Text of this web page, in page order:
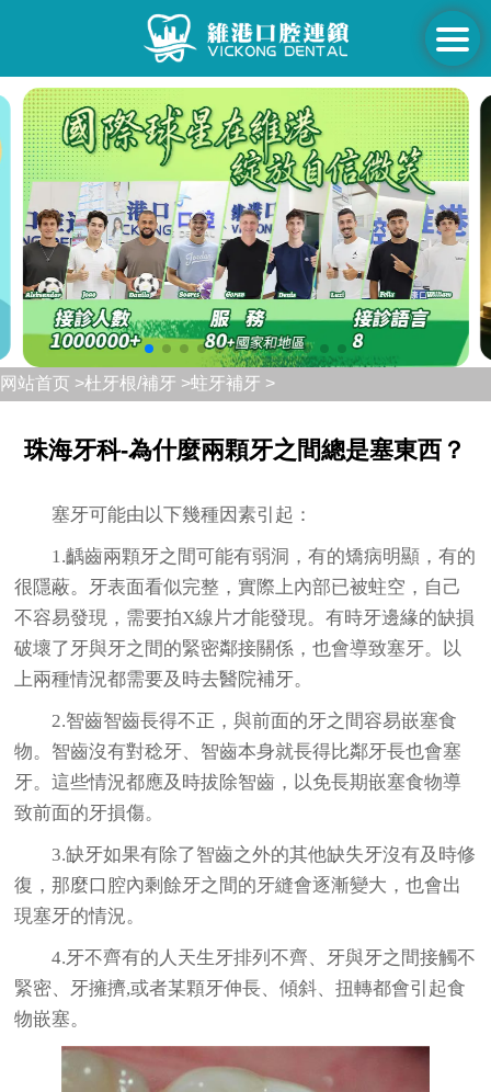
网站首页 >杜牙根/補牙 >蛀牙補牙 >
珠海牙科-為什麼兩顆牙之間總是塞東西？
塞牙可能由以下幾種因素引起：
1.齲齒兩顆牙之間可能有弱洞，有的矯病明顯，有的
很隱蔽。牙表面看似完整，實際上內部已被蛀空，自己
不容易發現，需要拍X線片才能發現。有時牙邊緣的缺損
破壞了牙與牙之間的緊密鄰接關係，也會導致塞牙。以
上兩種情況都需要及時去醫院補牙。
2.智齒智齒長得不正，與前面的牙之間容易嵌塞食
物。智齒沒有對稔牙、智齒本身就長得比鄰牙長也會塞
牙。這些情況都應及時拔除智齒，以免長期嵌塞食物導
致前面的牙損傷。
3.缺牙如果有除了智齒之外的其他缺失牙沒有及時修
復，那麼口腔內剩餘牙之間的牙縫會逐漸變大，也會出
現塞牙的情況。
4.牙不齊有的人天生牙排列不齊、牙與牙之間接觸不
緊密、牙擁擠,或者某顆牙伸長、傾斜、扭轉都會引起食
物嵌塞。